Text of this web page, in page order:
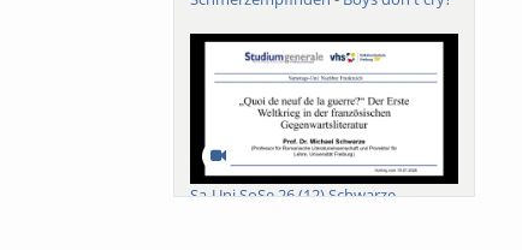
Sa-Uni SoSe 26 (12) Schwarze